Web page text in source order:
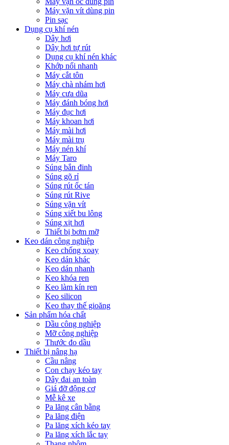
Máy vặn vít dùng pin
Pin sạc
Dụng cụ khí nén
Dây hơi
Dây hơi tự rút
Dụng cụ khí nén khác
Khớp nối nhanh
Máy cắt tôn
Máy chà nhám hơi
Máy cưa dũa
Máy đánh bóng hơi
Máy đục hơi
Máy khoan hơi
Máy mài hơi
Máy mài trụ
Máy nén khí
Máy Taro
Súng bắn đinh
Súng gõ rỉ
Súng rút ốc tán
Súng rút Rive
Súng vặn vít
Súng xiết bu lông
Súng xịt hơi
Thiết bị bơm mỡ
Keo dán công nghiệp
Keo chống xoay
Keo dán khác
Keo dán nhanh
Keo khóa ren
Keo làm kín ren
Keo silicon
Keo thay thế gioăng
Sản phẩm hóa chất
Dầu công nghiệp
Mỡ công nghiệp
Thước đo dầu
Thiết bị nâng hạ
Cầu nâng
Con chạy kéo tay
Dây đai an toàn
Giá đỡ động cơ
Mễ kê xe
Pa lăng cân bằng
Pa lăng điện
Pa lăng xích kéo tay
Pa lăng xích lắc tay